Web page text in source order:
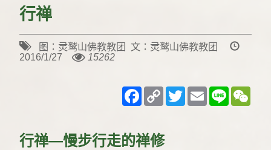
行禅
图：灵鹫山佛教教团 文：灵鹫山佛教教团
2016/1/27
15262
Facebook
Copy
Link
TwitterEmailLine
行禅—慢步行走的禅修